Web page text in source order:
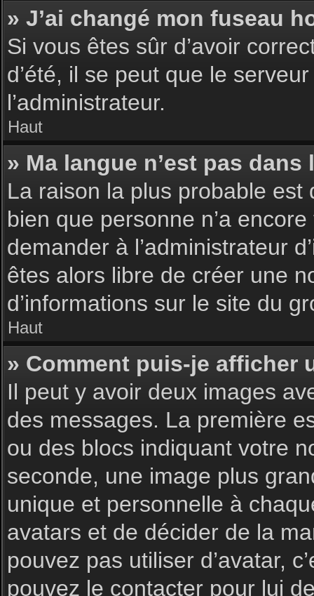
» J’ai changé mon fuseau
Si vous êtes sûr d’avoir
d’été, il se peut que le
l’administrateur.
Haut
» Ma langue n’est pas dans
La raison la plus probable est
bien que personne n’a
demander à l’administrateur
êtes alors libre de créer une
d’informations sur le site du
Haut
» Comment puis-je afficher
Il peut y avoir deux images
des messages. La première
ou des blocs indiquant votre
seconde, une image plus
unique et personnelle à
avatars et de décider de la
pouvez pas utiliser d’avatar,
pouvez le contacter pour lui